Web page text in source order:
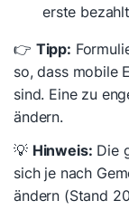
erste
👉 Tipp:
so, dass mobile
sind. Eine zu
ändern.
💡 Hinweis: Die
sich je nach
ändern (Stand